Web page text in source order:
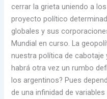
cerrar la grieta uniendo a
proyecto político
globales y sus
Mundial en curso. La
nuestra política de
habrá otra vez un rumbo
los argentinos? Pues
de una infinidad de